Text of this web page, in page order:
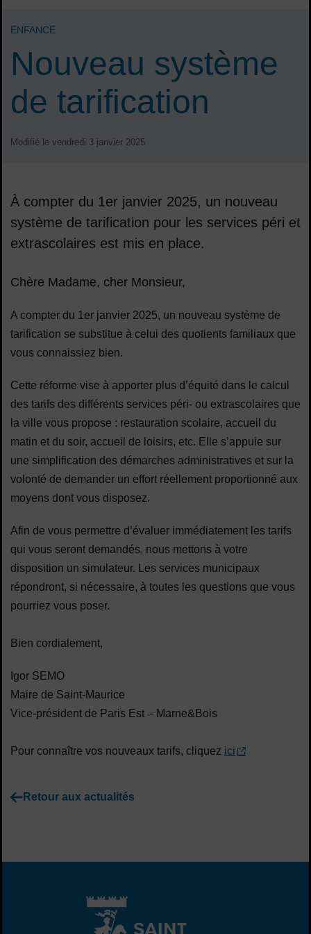
Nouveau système
de tarification
ENFANCE
Modifié le vendredi 3 janvier 2025
À compter du 1er janvier 2025, un nouveau
système de tarification pour les services péri et
extrascolaires est mis en place.
Chère Madame, cher Monsieur,
A compter du 1er janvier 2025, un nouveau système de
tarification se substitue à celui des quotients familiaux que
vous connaissiez bien.
Cette réforme vise à apporter plus d’équité dans le calcul
des tarifs des différents services péri- ou extrascolaires que
la ville vous propose : restauration scolaire, accueil du
matin et du soir, accueil de loisirs, etc. Elle s’appuie sur
une simplification des démarches administratives et sur la
volonté de demander un effort réellement proportionné aux
moyens dont vous disposez.
Afin de vous permettre d’évaluer immédiatement les tarifs
qui vous seront demandés, nous mettons à votre
disposition un simulateur. Les services municipaux
répondront, si nécessaire, à toutes les questions que vous
pourriez vous poser.
Bien cordialement,
Igor SEMO
Maire de Saint-Maurice
Vice-président de Paris Est – Marne&Bois
Pour connaître vos nouveaux tarifs, cliquez ici
Retour aux actualités